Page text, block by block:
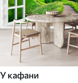
У кафани